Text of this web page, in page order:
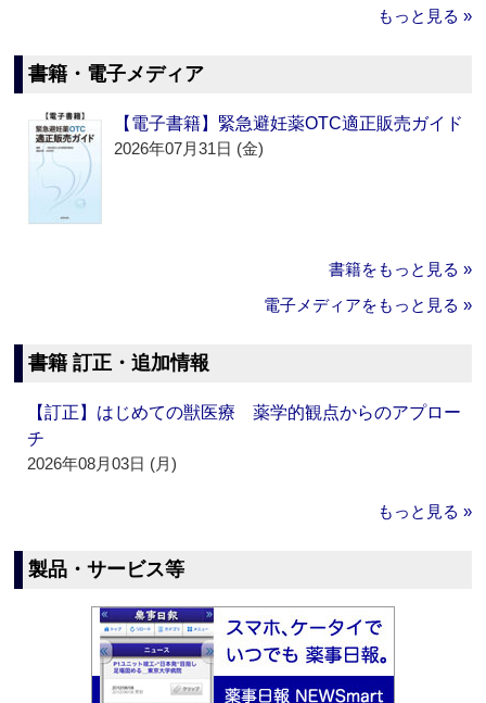
もっと見る »
書籍・電子メディア
【電子書籍】緊急避妊薬OTC適正販売ガイド
2026年07月31日 (金)
書籍をもっと見る »
電子メディアをもっと見る »
書籍 訂正・追加情報
【訂正】はじめての獣医療 薬学的観点からのアプロー
チ
2026年08月03日 (月)
もっと見る »
製品・サービス等